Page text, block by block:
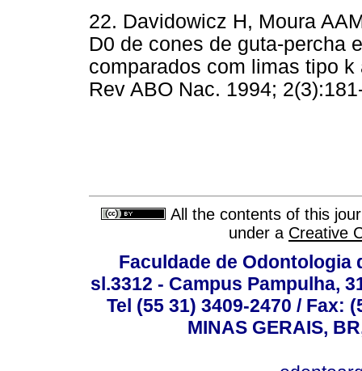
22. Davidowicz H, Moura
D0 de cones de guta-percha
comparados com limas tipo
Rev ABO Nac. 1994;
All the contents of this
under a Creative
Faculdade de Odontologia
sl.3312 - Campus Pampulha,
Tel (55 31) 3409-2470 / Fax:
MINAS GERAIS,